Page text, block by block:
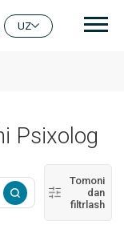
UZ
Psixolog
Tomoni
dan
filtrlash